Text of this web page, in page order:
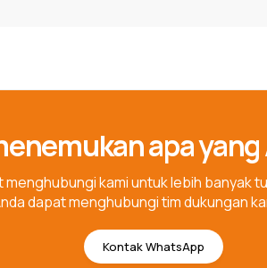
apa
menghubungi kami untuk lebih banyak
dapat menghubungi tim dukungan
Kontak WhatsApp